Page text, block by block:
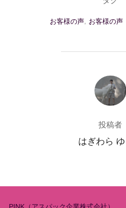
お客様の声, お客様の声
投稿者
投稿者
はぎわら